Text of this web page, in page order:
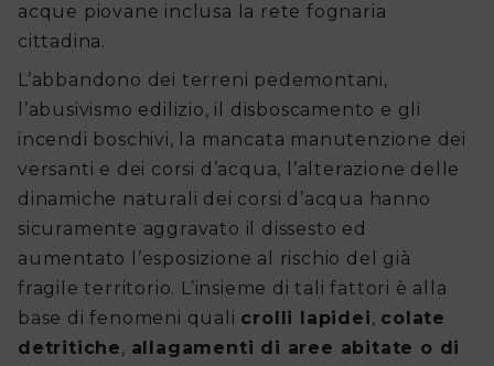
acque piovane inclusa la rete fognaria
cittadina.
L’abbandono dei terreni pedemontani,
l’abusivismo edilizio, il disboscamento e gli
incendi boschivi, la mancata manutenzione dei
versanti e dei corsi d’acqua, l’alterazione delle
dinamiche naturali dei corsi d’acqua hanno
sicuramente aggravato il dissesto ed
aumentato l’esposizione al rischio del già
fragile territorio. L’insieme di tali fattori è alla
base di fenomeni quali crolli lapidei, colate
detritiche, allagamenti di aree abitate o di